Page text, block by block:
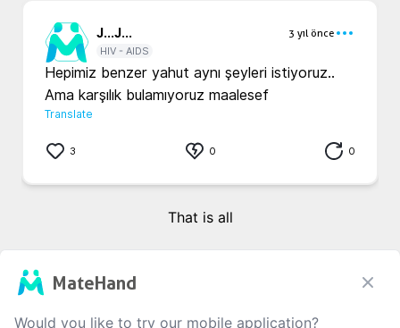
J...J...
3 yıl önce
HIV - AIDS
Hepimiz benzer yahut aynı şeyleri istiyoruz..
Ama karşılık bulamıyoruz maalesef
Translate
3 0 0
That is all
MateHand
Would you like to try our mobile application?